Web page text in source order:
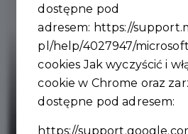
Aktywna turystyka i
dostępne pod
adresem: https://
pl/help/4027947/
cookies Jak wyczyścić i
cookie w Chrome oraz
dostępne pod adresem:
https://